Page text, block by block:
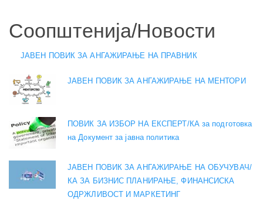
Соопштенија/Новости
ЈАВЕН ПОВИК ЗА АНГАЖИРАЊЕ НА ПРАВНИК
ЈАВЕН ПОВИК ЗА АНГАЖИРАЊЕ НА МЕНТОРИ
ПОВИК ЗА ИЗБОР НА ЕКСПЕРТ/КА за подготовка
на Документ за јавна политика
ЈАВЕН ПОВИК ЗА АНГАЖИРАЊЕ НА ОБУЧУВАЧ/
КА ЗА БИЗНИС ПЛАНИРАЊЕ, ФИНАНСИСКА
ОДРЖЛИВОСТ И МАРКЕТИНГ